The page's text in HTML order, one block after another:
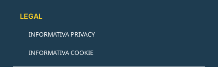
LEGAL
INFORMATIVA PRIVACY
INFORMATIVA COOKIE